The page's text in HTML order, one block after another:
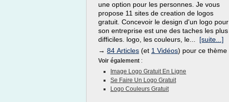
une option pour les personnes. Je vous
propose 11 sites de creation de logos
gratuit. Concevoir le design d'un logo pour
son entreprise est une des taches les plus
difficiles. logo, les couleurs, le... [suite...]
→ 84 Articles (et 1 Vidéos) pour ce thème
Voir également :
Image Logo Gratuit En Ligne
Se Faire Un Logo Gratuit
Logo Couleurs Gratuit